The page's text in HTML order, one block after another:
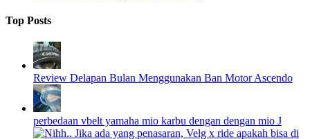
Top Posts
Review Delapan Bulan Menggunakan Ban Motor Ascendo
perbedaan vbelt yamaha mio karbu dengan dengan mio J